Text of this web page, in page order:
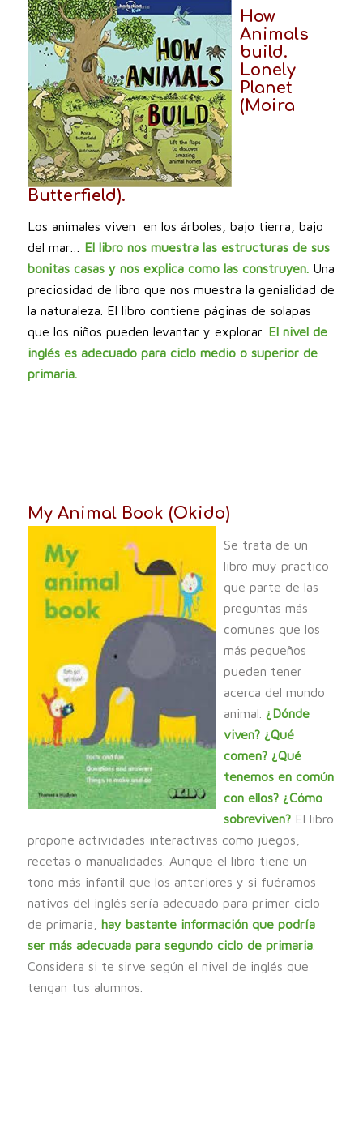
How
Animals
build.
Lonely
Planet
(Moira
Butterfield).
Los animales viven en los árboles, bajo tierra, bajo
del mar…
El libro nos muestra las estructuras de sus
bonitas casas y nos explica como las construyen. Una
preciosidad de libro que nos muestra la genialidad de
la naturaleza. El libro contiene páginas de solapas
que los niños pueden levantar y explorar. El nivel de
inglés es adecuado para ciclo medio o superior de
primaria.
My Animal Book (Okido)
Se trata de un
libro muy práctico
que parte de las
preguntas más
comunes que los
más pequeños
pueden tener
acerca del mundo
animal. ¿Dónde
viven? ¿Qué
comen? ¿Qué
tenemos en común
con ellos? ¿Cómo
sobreviven?El libro
propone actividades interactivas como juegos,
recetas o manualidades. Aunque el libro tiene un
tono más infantil que los anteriores y si fuéramos
nativos del inglés sería adecuado para primer ciclo
de primaria, hay bastante información que podría
ser más adecuada para segundo ciclo de primaria.
Considera si te sirve según el nivel de inglés que
tengan tus alumnos.